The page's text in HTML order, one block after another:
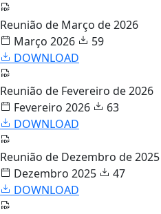
Reunião de Março de 2026
Março 2026
59
DOWNLOAD
Reunião de Fevereiro de 2026
Fevereiro 2026
63
DOWNLOAD
Reunião de Dezembro de 2025
Dezembro 2025
47
DOWNLOAD